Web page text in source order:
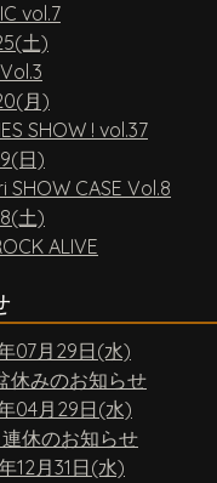
vol.7
土)
月)
SHOW ! vol.37
日)
SHOW CASE Vol.8
土)
ALIVE
07月29日(水)
休みのお知らせ
04月29日(水)
休のお知らせ
12月31日(水)